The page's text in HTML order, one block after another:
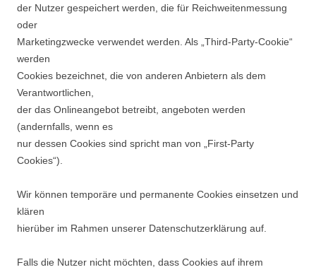
der Nutzer gespeichert werden, die für Reichweitenmessung
oder
Marketingzwecke verwendet werden. Als „Third-Party-Cookie“
werden
Cookies bezeichnet, die von anderen Anbietern als dem
Verantwortlichen,
der das Onlineangebot betreibt, angeboten werden
(andernfalls, wenn es
nur dessen Cookies sind spricht man von „First-Party
Cookies“).
Wir können temporäre und permanente Cookies einsetzen und
klären
hierüber im Rahmen unserer Datenschutzerklärung auf.
Falls die Nutzer nicht möchten, dass Cookies auf ihrem